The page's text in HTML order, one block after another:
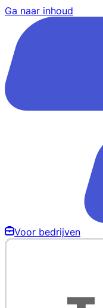
Ga naar inhoud
Voor bedrijven